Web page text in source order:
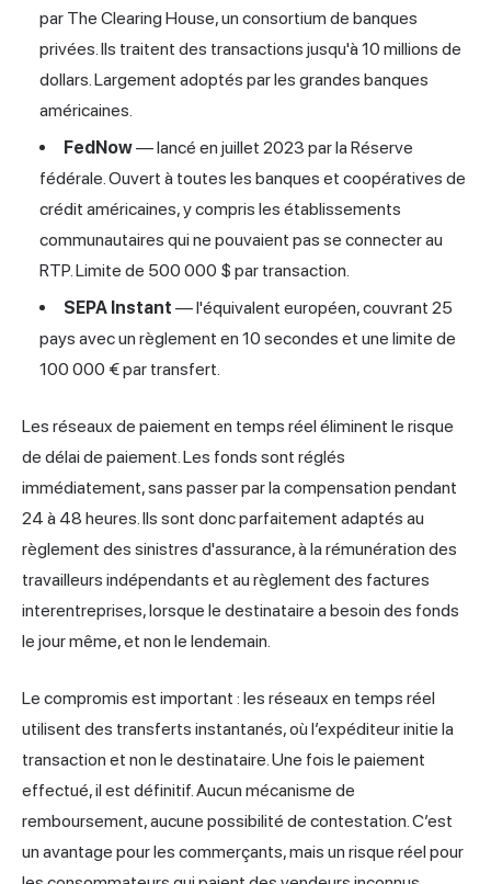
par The Clearing House, un consortium de banques
privées. Ils traitent des transactions jusqu'à 10 millions de
dollars. Largement adoptés par les grandes banques
américaines.
FedNow— lancé en juillet 2023 par la Réserve
fédérale. Ouvert à toutes les banques et coopératives de
crédit américaines, y compris les établissements
communautaires qui ne pouvaient pas se connecter au
RTP. Limite de 500 000 $ par transaction.
SEPA Instant — l'équivalent européen, couvrant 25
pays avec un règlement en 10 secondes et une limite de
100 000 € par transfert.
Les réseaux de paiement en temps réel éliminent le risque
de délai de paiement. Les fonds sont réglés
immédiatement, sans passer par la compensation pendant
24 à 48 heures. Ils sont donc parfaitement adaptés au
règlement des sinistres d'assurance, à la rémunération des
travailleurs indépendants et au règlement des factures
interentreprises, lorsque le destinataire a besoin des fonds
le jour même, et non le lendemain.
Le compromis est important : les réseaux en temps réel
utilisent des transferts instantanés, où l’expéditeur initie la
transaction et non le destinataire. Une fois le paiement
effectué, il est définitif. Aucun mécanisme de
remboursement, aucune possibilité de contestation. C’est
un avantage pour les commerçants, mais un risque réel pour